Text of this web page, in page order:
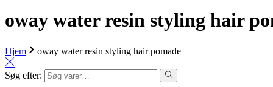
oway water resin styling hair
Hjem oway water resin styling hair pomade
Søg efter: